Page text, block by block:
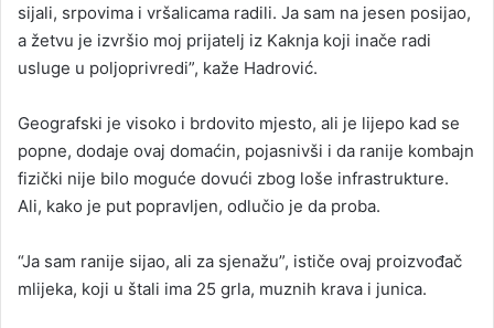
sijali, srpovima i vršalicama radili. Ja sam na jesen posijao,
a žetvu je izvršio moj prijatelj iz Kaknja koji inače radi
usluge u poljoprivredi”, kaže Hadrović.
Geografski je visoko i brdovito mjesto, ali je lijepo kad se
popne, dodaje ovaj domaćin, pojasnivši i da ranije kombajn
fizički nije bilo moguće dovući zbog loše infrastrukture.
Ali, kako je put popravljen, odlučio je da proba.
“Ja sam ranije sijao, ali za sjenažu”, ističe ovaj proizvođač
mlijeka, koji u štali ima 25 grla, muznih krava i junica.